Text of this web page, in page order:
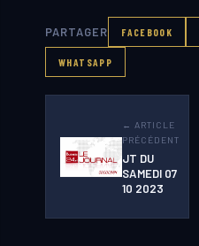
PARTAGER FACEBOOK
WHATSAPP
← ARTICLE
PRÉCÉDENT
JT DU
SAMEDI 07
10 2023